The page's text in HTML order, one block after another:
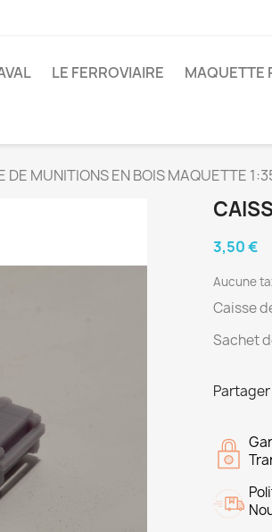
LE FERROVIAIRE MAQUETTE
DE MUNITIONS EN BOIS MAQUETTE
3,50 €
Aucune
Caisse
Sachet
Partager